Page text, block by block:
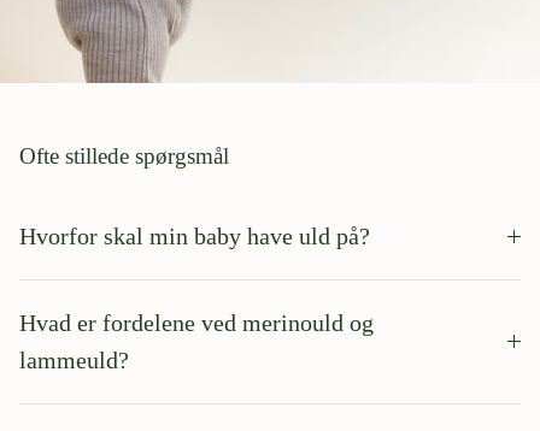
Ofte stillede spørgsmål
Hvorfor skal min baby have uld på?
Hvad er fordelene ved merinould og
lammeuld?